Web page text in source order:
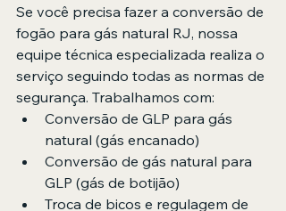
Se você precisa fazer a conversão de
fogão para gás natural RJ, nossa
equipe técnica especializada realiza o
serviço seguindo todas as normas de
segurança. Trabalhamos com:
Conversão de GLP para gás
natural (gás encanado)
Conversão de gás natural para
GLP (gás de botijão)
Troca de bicos e regulagem de